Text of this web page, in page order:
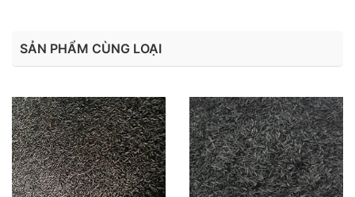
SẢN PHẨM CÙNG LOẠI